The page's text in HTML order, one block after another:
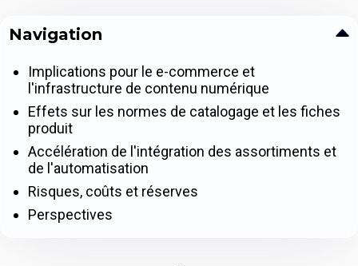
Navigation
Implications pour le e-commerce et
l'infrastructure de contenu numérique
Effets sur les normes de catalogage et les fiches
produit
Accélération de l'intégration des assortiments et
de l'automatisation
Risques, coûts et réserves
Perspectives